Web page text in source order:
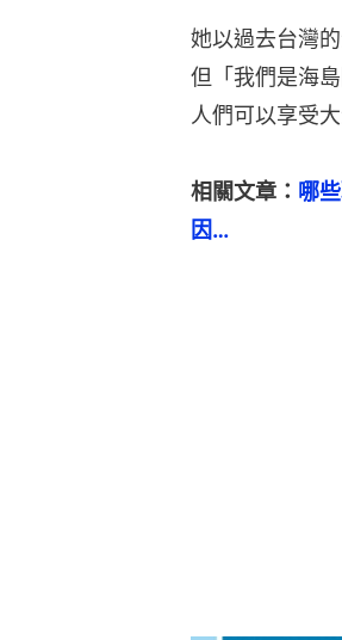
她以過去台灣
但「我們是海
人們可以享受
相關文章： 哪
因…